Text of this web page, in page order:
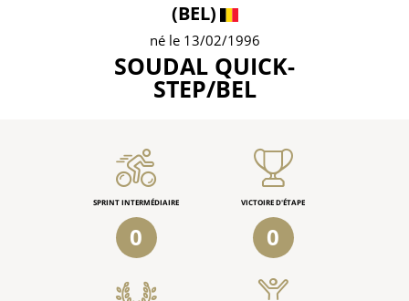
(BEL)
né le 13/02/1996
SOUDAL QUICK-
STEP/BEL
SPRINT INTERMÉDIAIRE
0
VICTOIRE D'ÉTAPE
0